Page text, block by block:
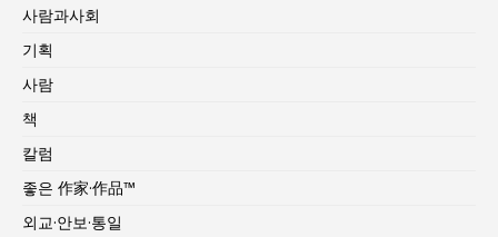
사람과사회
기획
사람
책
칼럼
좋은 作家·作品™
외교·안보·통일